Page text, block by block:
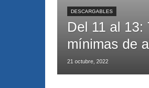
DESCARGABLES
Del 11 al 13:
mínimas de
21 octubre, 2022